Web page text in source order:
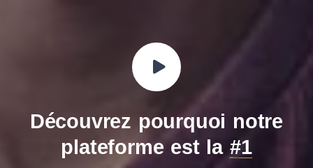
Découvrez pourquoi notre
plateforme est la #1